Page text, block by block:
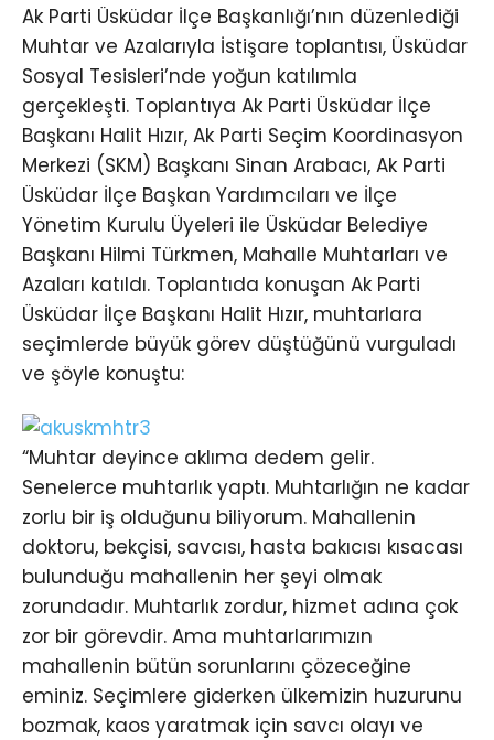
Ak Parti Üsküdar İlçe Başkanlığı’nın düzenlediği
Muhtar ve Azalarıyla İstişare toplantısı, Üsküdar
Sosyal Tesisleri’nde yoğun katılımla
gerçekleşti. Toplantıya Ak Parti Üsküdar İlçe
Başkanı Halit Hızır, Ak Parti Seçim Koordinasyon
Merkezi (SKM) Başkanı Sinan Arabacı, Ak Parti
Üsküdar İlçe Başkan Yardımcıları ve İlçe
Yönetim Kurulu Üyeleri ile Üsküdar Belediye
Başkanı Hilmi Türkmen, Mahalle Muhtarları ve
Azaları katıldı. Toplantıda konuşan Ak Parti
Üsküdar İlçe Başkanı Halit Hızır, muhtarlara
seçimlerde büyük görev düştüğünü vurguladı
ve şöyle konuştu:
“Muhtar deyince aklıma dedem gelir.
Senelerce muhtarlık yaptı. Muhtarlığın ne kadar
zorlu bir iş olduğunu biliyorum. Mahallenin
doktoru, bekçisi, savcısı, hasta bakıcısı kısacası
bulunduğu mahallenin her şeyi olmak
zorundadır. Muhtarlık zordur, hizmet adına çok
zor bir görevdir. Ama muhtarlarımızın
mahallenin bütün sorunlarını çözeceğine
eminiz. Seçimlere giderken ülkemizin huzurunu
bozmak, kaos yaratmak için savcı olayı ve